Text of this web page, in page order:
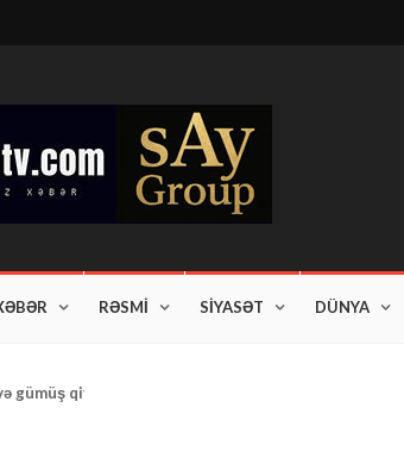
RƏSMİ SİYASƏT DÜNYA
gümüş qiymətləri artdı!